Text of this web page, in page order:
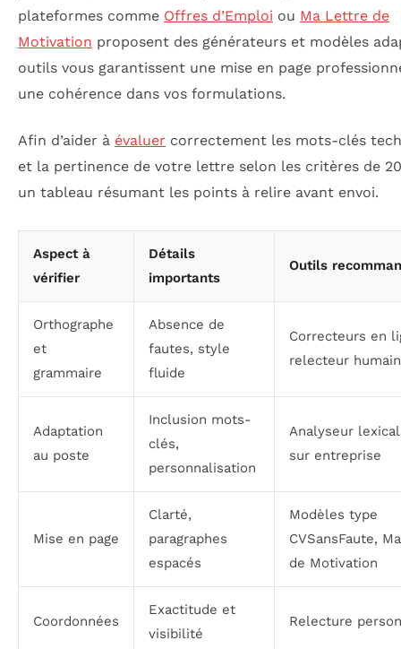
plateformes comme Offres d’Emploi ou Ma Lettre de
Motivation proposent des générateurs et modèles
outils vous garantissent une mise en page
une cohérence dans vos formulations.
Afin d’aider à évaluer correctement les mots-clés
et la pertinence de votre lettre selon les critères de
un tableau résumant les points à relire avant envoi.
Aspect à
vérifier
Détails
importants
Outils
Orthographe
et
grammaire
Absence de
fautes, style
fluide
Correcteurs en
relecteur humain
Adaptation
au poste
Inclusion mots-
clés,
personnalisation
Analyseur
sur entreprise
Mise en page
Clarté,
paragraphes
espacés
Modèles type
CVSansFaute,
de Motivation
Coordonnées
Exactitude et
visibilité
Relecture